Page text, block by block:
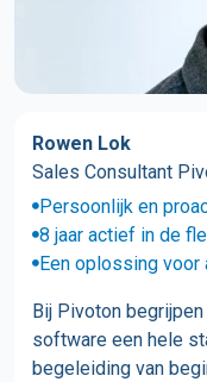
Rowen Lok
Sales Consultant
Persoonlijk en
8 jaar actief in de
Een oplossing
Bij Pivoton
software een hele
begeleiding van